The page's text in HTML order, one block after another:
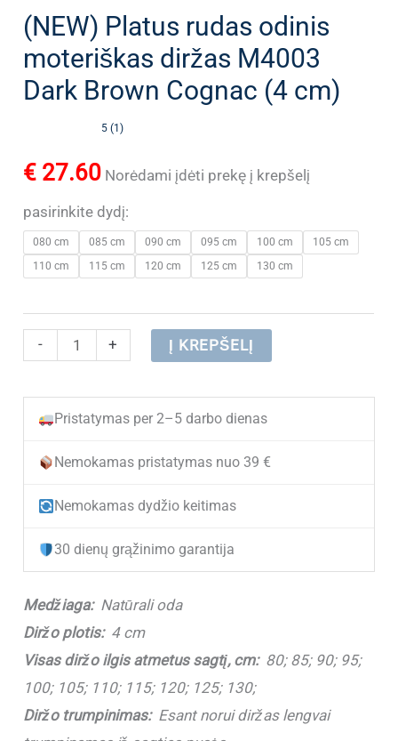
(NEW) Platus rudas odinis
moteriškas diržas M4003
Dark Brown Cognac (4 cm)
5 (1)
€ 27.60 Norėdami įdėti prekę į krepšelį
pasirinkite dydį:
080 cm 085 cm 090 cm 095 cm 100 cm
105 cm
110 cm
115 cm 120 cm 125 cm 130 cm
-
produkto
(NEW)
Platus
rudas
moteriškas
M4003
Cognac
+ Į KREPŠELĮ
Pristatymas per 2–5 darbo dienas
Nemokamas pristatymas nuo 39 €
Nemokamas dydžio keitimas
30 dienų grąžinimo garantija
Medžiaga: Natūrali oda
Diržo plotis:4 cm
Visas diržo ilgis atmetus sagtį, cm:80; 85; 90; 95;
100; 105; 110; 115; 120; 125; 130;
Diržo trumpinimas:Esant norui diržas lengvai